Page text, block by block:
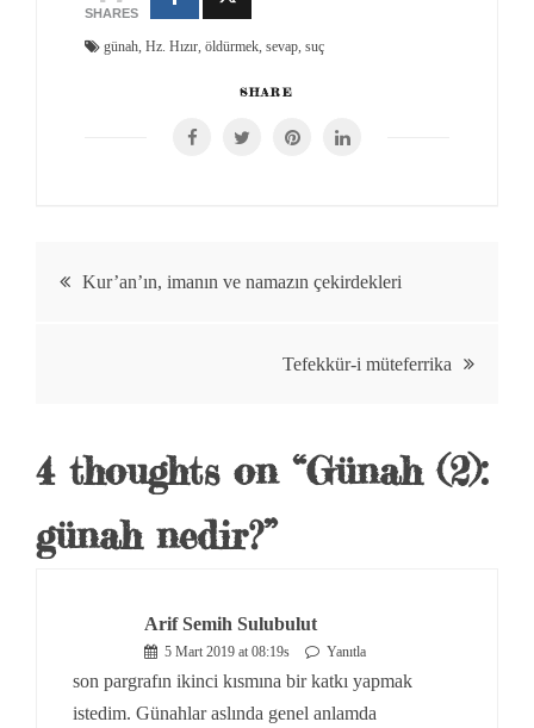
SHARES
günah, Hz. Hızır, öldürmek, sevap, suç
SHARE
YazıKur’an’ın, imanın ve namazın çekirdekleri
Tefekkür-i müteferrika
4 thoughts on “Günah (2):
günah nedir?”
Arif Semih Sulubulut
5 Mart 2019 at 08:19s Yanıtla
son pargrafın ikinci kısmına bir katkı yapmak
istedim. Günahlar aslında genel anlamda